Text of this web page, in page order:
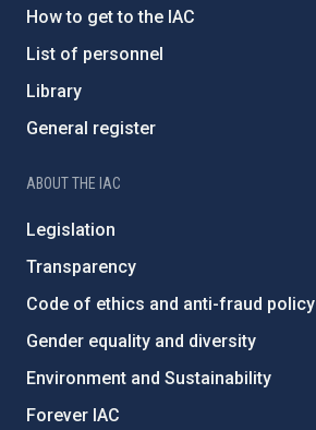
How to get to the IAC
List of personnel
Library
General register
ABOUT THE IAC
Legislation
Transparency
Code of ethics and anti-fraud policy
Gender equality and diversity
Environment and Sustainability
Forever IAC